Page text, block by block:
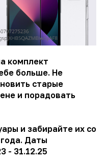
комплект
больше. Не
старые
и порадовать
и забирайте их со
Даты
- 31.12.25